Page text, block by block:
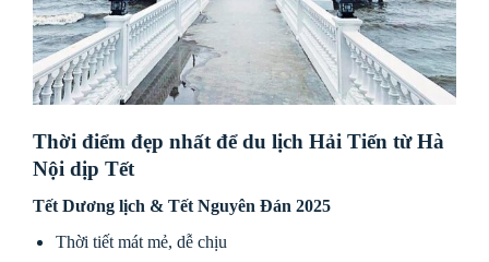
Thời điểm đẹp nhất để du lịch Hải Tiến từ Hà
Nội dịp Tết
Tết Dương lịch & Tết Nguyên Đán 2025
Thời tiết mát mẻ, dễ chịu